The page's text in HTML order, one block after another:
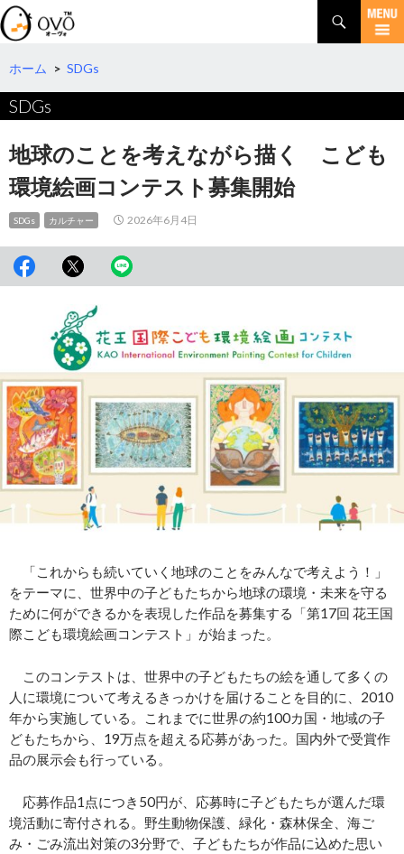
検
索
コ
テ
ツ
へ
動
ホーム > SDGs
SDGs
地球のことを考えながら描く こども
環境絵画コンテスト募集開始
SDGs カルチャー 2026年6月4日
「これからも続いていく地球のことをみんなで考えよう！」
をテーマに、世界中の子どもたちから地球の環境・未来を守る
ために何ができるかを表現した作品を募集する「第17回 花王国
際こども環境絵画コンテスト」が始まった。
このコンテストは、世界中の子どもたちの絵を通して多くの
人に環境について考えるきっかけを届けることを目的に、2010
年から実施している。これまでに世界の約100カ国・地域の子
どもたちから、19万点を超える応募があった。国内外で受賞作
品の展示会も行っている。
応募作品1点につき50円が、応募時に子どもたちが選んだ環
境活動に寄付される。野生動物保護、緑化・森林保全、海ご
み・ごみ流出対策の3分野で、子どもたちが作品に込めた思い